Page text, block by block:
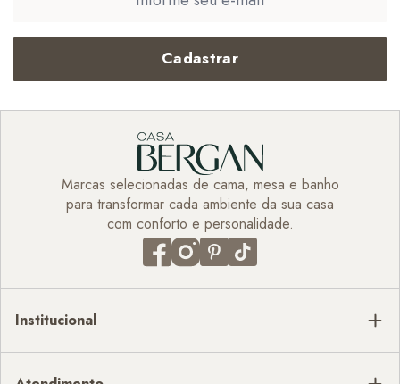
Cadastrar
Marcas selecionadas de cama, mesa e banho
para transformar cada ambiente da sua casa
com conforto e personalidade.
Institucional